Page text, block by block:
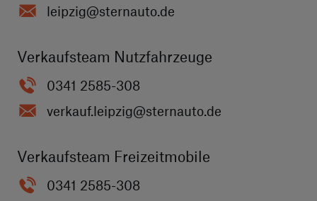
leipzig@sternauto.de
Verkaufsteam Nutzfahrzeuge
0341 2585-308
verkauf.leipzig@sternauto.de
Verkaufsteam Freizeitmobile
0341 2585-308